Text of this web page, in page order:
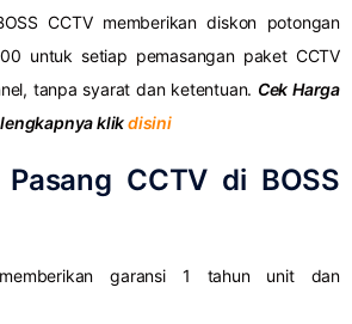
CCTV memberikan diskon potongan
untuk setiap pemasangan paket CCTV
tanpa syarat dan ketentuan. Cek Harga
klikdisini
CCTV di BOSS
garansi 1 tahun unit dan